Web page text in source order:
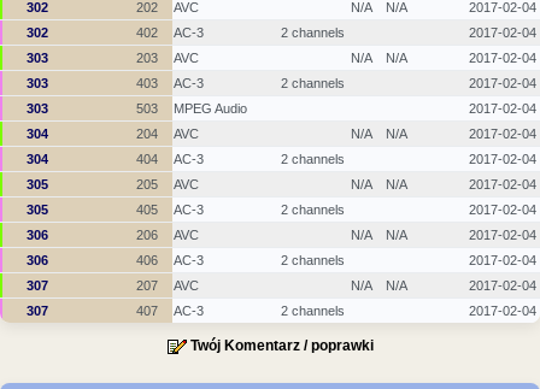
302 202 AVC N/A N/A
2017-02-04
302
402 AC-3 2 channels
2017-02-04
303
203 AVC N/A N/A
2017-02-04
303
403 AC-3 2 channels
2017-02-04
303
503 MPEG Audio
2017-02-04
304
204 AVC N/A N/A
2017-02-04
304
404 AC-3 2 channels
2017-02-04
305
205 AVC N/A N/A
2017-02-04
305
405 AC-3 2 channels
2017-02-04
306
206 AVC N/A N/A
2017-02-04
306
406 AC-3 2 channels
2017-02-04
307
207 AVC N/A N/A
2017-02-04
307
407 AC-3 2 channels 2017-02-04
Twój Komentarz / poprawki